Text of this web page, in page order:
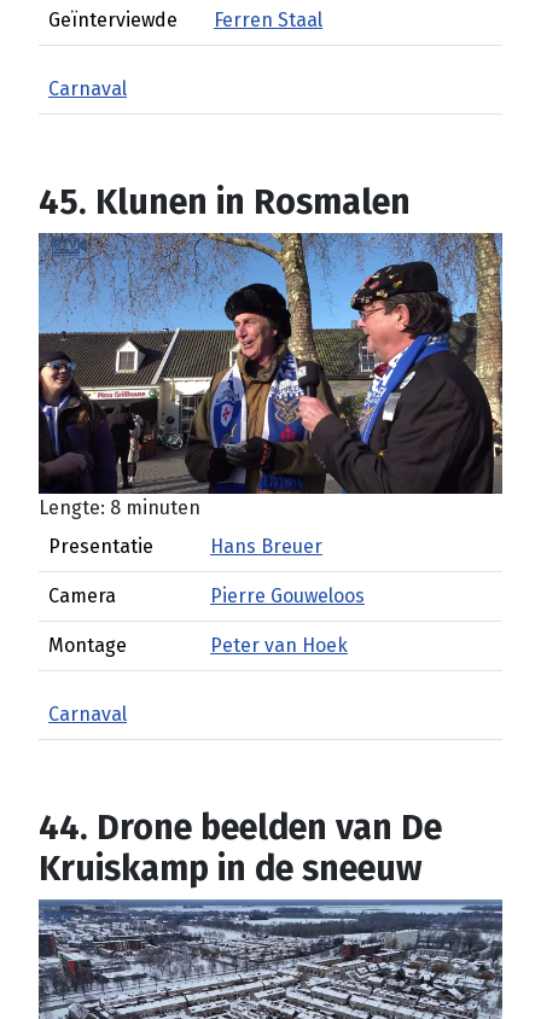
Geïnterviewde Ferren Staal
Carnaval
45. Klunen in Rosmalen
Lengte: 8 minuten
Presentatie
Hans Breuer
Camera Pierre Gouweloos
Montage Peter van Hoek
Carnaval
44. Drone beelden van De
Kruiskamp in de sneeuw